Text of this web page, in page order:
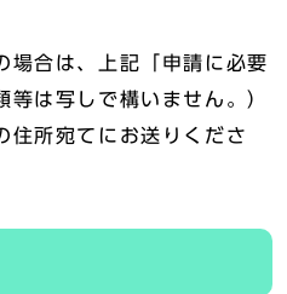
場合は、上記「申請に必要
等は写しで構いません。）
住所宛てにお送りくださ